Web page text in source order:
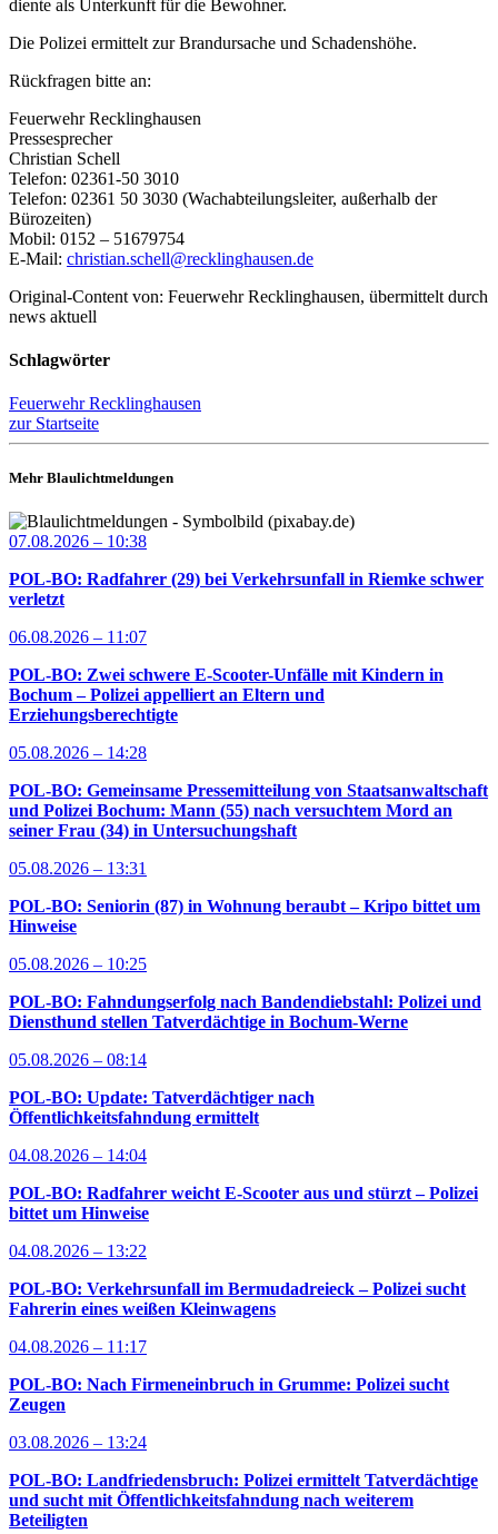
diente als Unterkunft für die Bewohner.
Die Polizei ermittelt zur Brandursache und Schadenshöhe.
Rückfragen bitte an:
Feuerwehr Recklinghausen
Pressesprecher
Christian Schell
Telefon: 02361-50 3010
Telefon: 02361 50 3030 (Wachabteilungsleiter, außerhalb der
Bürozeiten)
Mobil: 0152 – 51679754
E-Mail: christian.schell@recklinghausen.de
Original-Content von: Feuerwehr Recklinghausen, übermittelt durch
news aktuell
Schlagwörter
Feuerwehr Recklinghausen
zur Startseite
Mehr Blaulichtmeldungen
07.08.2026 – 10:38
POL-BO: Radfahrer (29) bei Verkehrsunfall in Riemke schwer
verletzt
06.08.2026 – 11:07
POL-BO: Zwei schwere E-Scooter-Unfälle mit Kindern in
Bochum – Polizei appelliert an Eltern und
Erziehungsberechtigte
05.08.2026 – 14:28
POL-BO: Gemeinsame Pressemitteilung von Staatsanwaltschaft
und Polizei Bochum: Mann (55) nach versuchtem Mord an
seiner Frau (34) in Untersuchungshaft
05.08.2026 – 13:31
POL-BO: Seniorin (87) in Wohnung beraubt – Kripo bittet um
Hinweise
05.08.2026 – 10:25
POL-BO: Fahndungserfolg nach Bandendiebstahl: Polizei und
Diensthund stellen Tatverdächtige in Bochum-Werne
05.08.2026 – 08:14
POL-BO: Update: Tatverdächtiger nach
Öffentlichkeitsfahndung ermittelt
04.08.2026 – 14:04
POL-BO: Radfahrer weicht E-Scooter aus und stürzt – Polizei
bittet um Hinweise
04.08.2026 – 13:22
POL-BO: Verkehrsunfall im Bermudadreieck – Polizei sucht
Fahrerin eines weißen Kleinwagens
04.08.2026 – 11:17
POL-BO: Nach Firmeneinbruch in Grumme: Polizei sucht
Zeugen
03.08.2026 – 13:24
POL-BO: Landfriedensbruch: Polizei ermittelt Tatverdächtige
und sucht mit Öffentlichkeitsfahndung nach weiterem
Beteiligten